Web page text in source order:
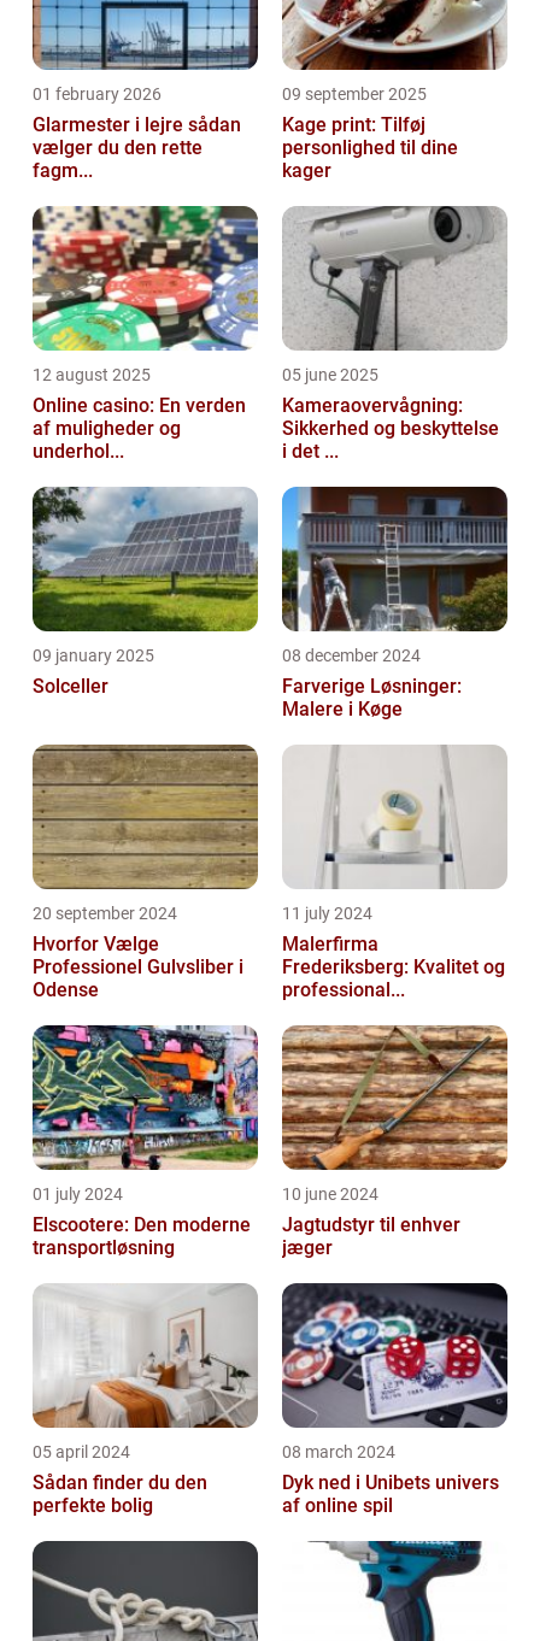
01 february 2026
Glarmester i lejre sådan
vælger du den rette
fagm...
09 september 2025
Kage print: Tilføj
personlighed til dine
kager
12 august 2025
Online casino: En verden
af muligheder og
underhol...
05 june 2025
Kameraovervågning:
Sikkerhed og beskyttelse
i det ...
09 january 2025
Solceller
08 december 2024
Farverige Løsninger:
Malere i Køge
20 september 2024
Hvorfor Vælge
Professionel Gulvsliber i
Odense
11 july 2024
Malerfirma
Frederiksberg: Kvalitet og
professional...
01 july 2024
Elscootere: Den moderne
transportløsning
10 june 2024
Jagtudstyr til enhver
jæger
05 april 2024
Sådan finder du den
perfekte bolig
08 march 2024
Dyk ned i Unibets univers
af online spil